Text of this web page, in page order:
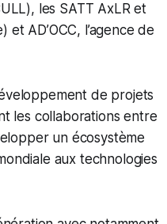
les SATT AxLR et
AD’OCC, l’agence de
de projets
les collaborations entre
un écosystème
aux technologies